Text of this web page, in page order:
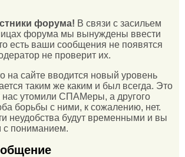
форума! В связи с засильем
форума мы вынуждены ввести
есть ваши сообщения не появятся
не проверит их.
на сайте вводится новый уровень
таким же каким и был всегда. Это
нас утомили СПАМеры, а другого
борьбы с ними, к сожалению, нет.
неудобства будут временными и вы
с пониманием.